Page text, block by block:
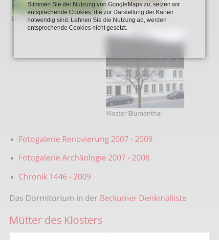
Dormitorium Aussenansicht 2
Aussenansicht
Dormitorium_Fenster
Fenster im Dormitorium
Kloster Blumenthal
Fotogalerie Renovierung 2007 - 2009
Fotogalerie Archäologie 2007 - 2008
Chronik 1446 - 2009
Das Dormitorium in der Beckumer Denkmalliste
Mütter des Klosters
Stimmen Sie der Nutzung von GoogleMaps zu, setzen wir
entsprechende Cookies, die zur Darstellung der Karten
notwendig sind. Lehnen Sie die Nutzung ab, werden
entsprechende Cookies nicht gesetzt.